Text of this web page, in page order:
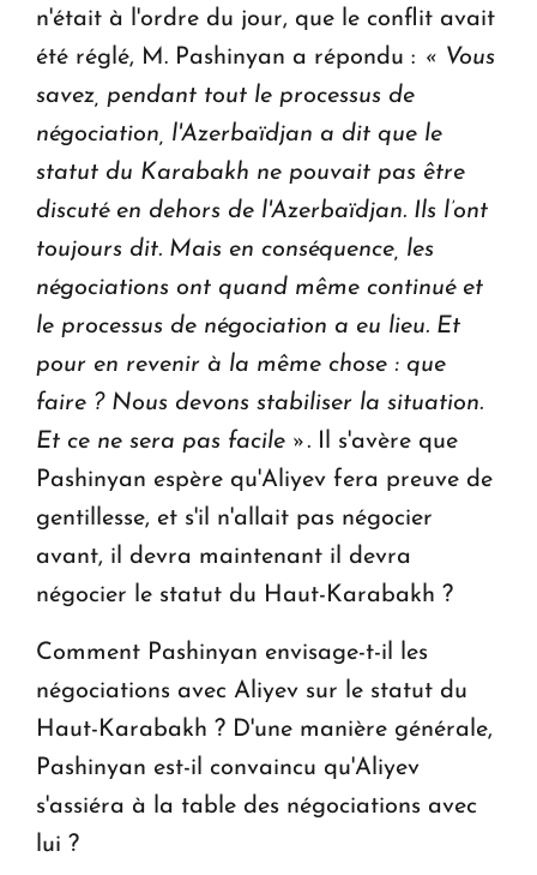
n'était à l'ordre du jour, que le conflit avait
été réglé, M. Pashinyan a répondu : « Vous
savez, pendant tout le processus de
négociation, l'Azerbaïdjan a dit que le
statut du Karabakh ne pouvait pas être
discuté en dehors de l'Azerbaïdjan. Ils l’ont
toujours dit. Mais en conséquence, les
négociations ont quand même continué et
le processus de négociation a eu lieu. Et
pour en revenir à la même chose : que
faire ? Nous devons stabiliser la situation.
Et ce ne sera pas facile ». Il s'avère que
Pashinyan espère qu'Aliyev fera preuve de
gentillesse, et s'il n'allait pas négocier
avant, il devra maintenant il devra
négocier le statut du Haut-Karabakh ?
Comment Pashinyan envisage-t-il les
négociations avec Aliyev sur le statut du
Haut-Karabakh ? D'une manière générale,
Pashinyan est-il convaincu qu'Aliyev
s'assiéra à la table des négociations avec
lui ?